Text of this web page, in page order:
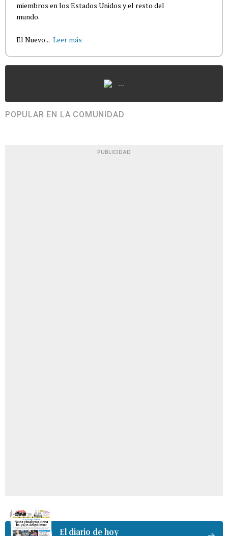
miembros en los Estados Unidos y el resto del
mundo.
El Nuevo... Leer más
...
POPULAR EN LA COMUNIDAD
PUBLICIDAD
El diario de hoy